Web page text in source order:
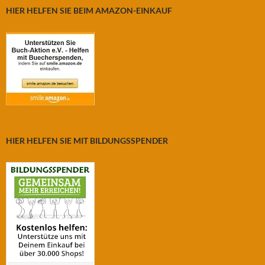
HIER HELFEN SIE BEIM AMAZON-EINKAUF
HIER HELFEN SIE MIT BILDUNGSSPENDER